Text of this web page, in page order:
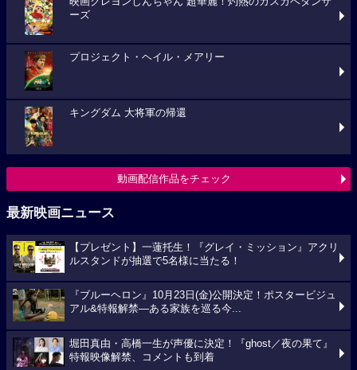
ーズ
プロジェクト・ヘイル・メアリー
キングダム 大将軍の帰還
動画配信作品をチェック
最新映画ニュース
【プレゼント】一蓮托生！『グレイ・ミッション』アクリ
ルスタンドが抽選で5名様に当たる！
『ブルーヘロン』10月23日(金)公開決定！ポスタービジュ
アル&特報解禁―ある家族を巡る今...
堀田真由・高橋一生が声優に決定！『ghost／夜の果て』
特報映像解禁、コメントも到着